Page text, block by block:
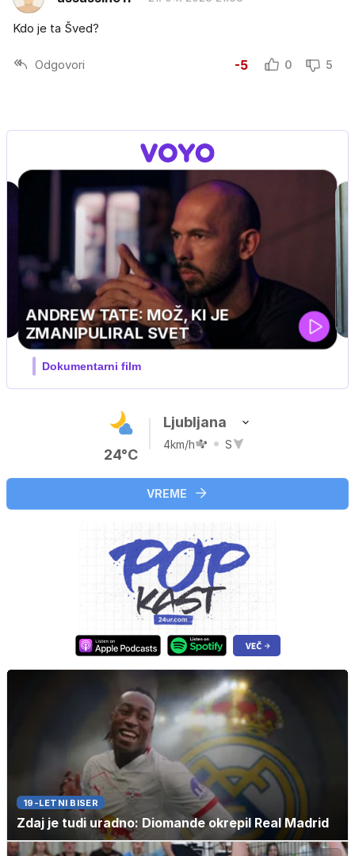
Kdo je ta Šved?
Odgovori -5 0 5
PRIJATELJ PINGVIN
meseca / družinski, pustolovski
24°C
Ljubljana
4km/h S
VREME
19-LETNI BISER
Zdaj je tudi uradno: Diomande okrepil Real Madrid